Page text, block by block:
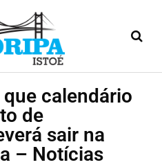
calendário
de
sair na
– Notícias